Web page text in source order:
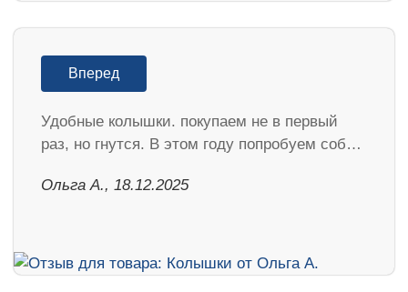
Вперед
Удобные колышки. покупаем не в первый
раз, но гнутся. В этом году попробуем соб…
Ольга А., 18.12.2025